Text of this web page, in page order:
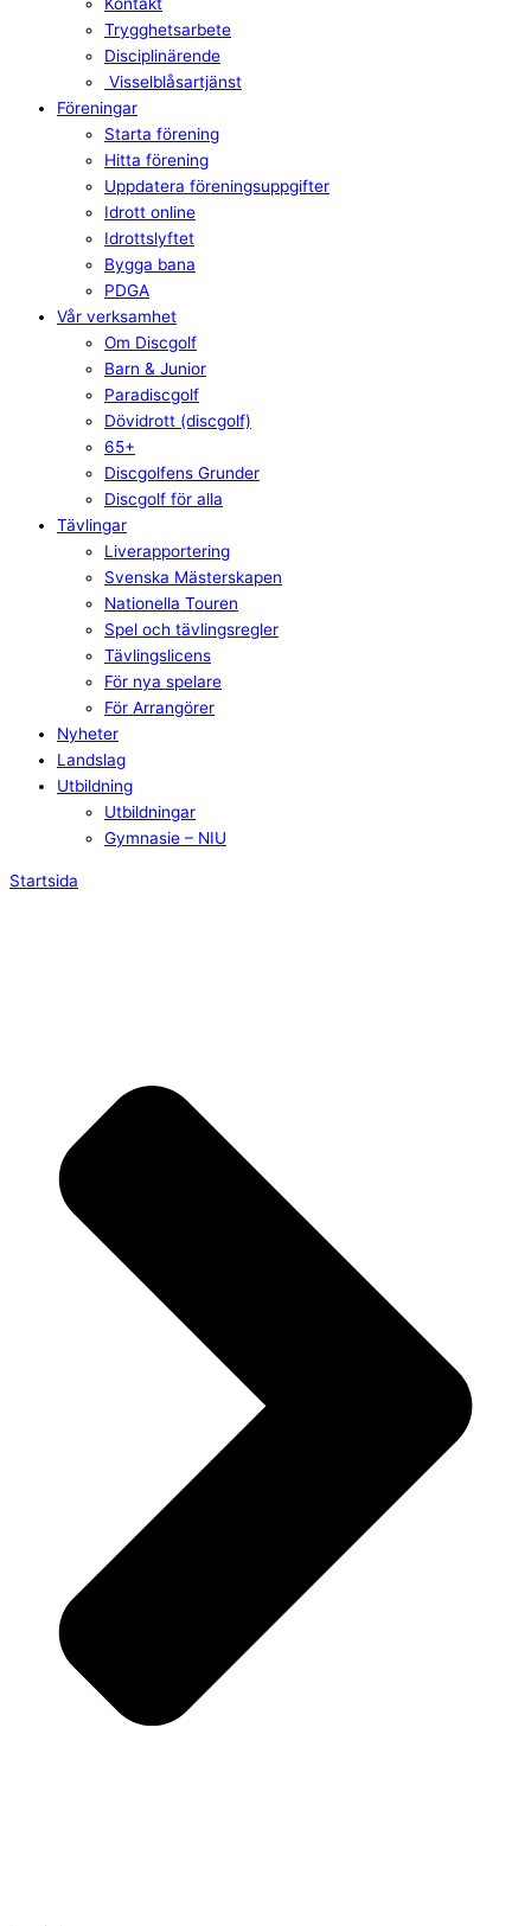
Trygghetsarbete
Disciplinärende
Visselblåsartjänst
Föreningar
Starta förening
Hitta förening
Uppdatera föreningsuppgifter
Idrott online
Idrottslyftet
Bygga bana
PDGA
Vår verksamhet
Om Discgolf
Barn & Junior
Paradiscgolf
Dövidrott (discgolf)
65+
Discgolfens Grunder
Discgolf för alla
Tävlingar
Liverapportering
Svenska Mästerskapen
Nationella Touren
Spel och tävlingsregler
Tävlingslicens
För nya spelare
För Arrangörer
Nyheter
Landslag
Utbildning
Utbildningar
Gymnasie – NIU
Startsida